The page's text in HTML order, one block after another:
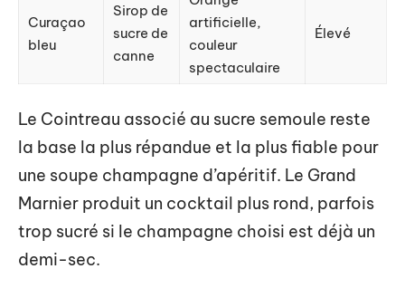
Curaçao
bleu
Sirop de
sucre de
canne
artificielle,
couleur
spectaculaire
Élevé
Le Cointreau associé au sucre semoule reste
la base la plus répandue et la plus fiable pour
une soupe champagne d’apéritif. Le Grand
Marnier produit un cocktail plus rond, parfois
trop sucré si le champagne choisi est déjà un
demi-sec.